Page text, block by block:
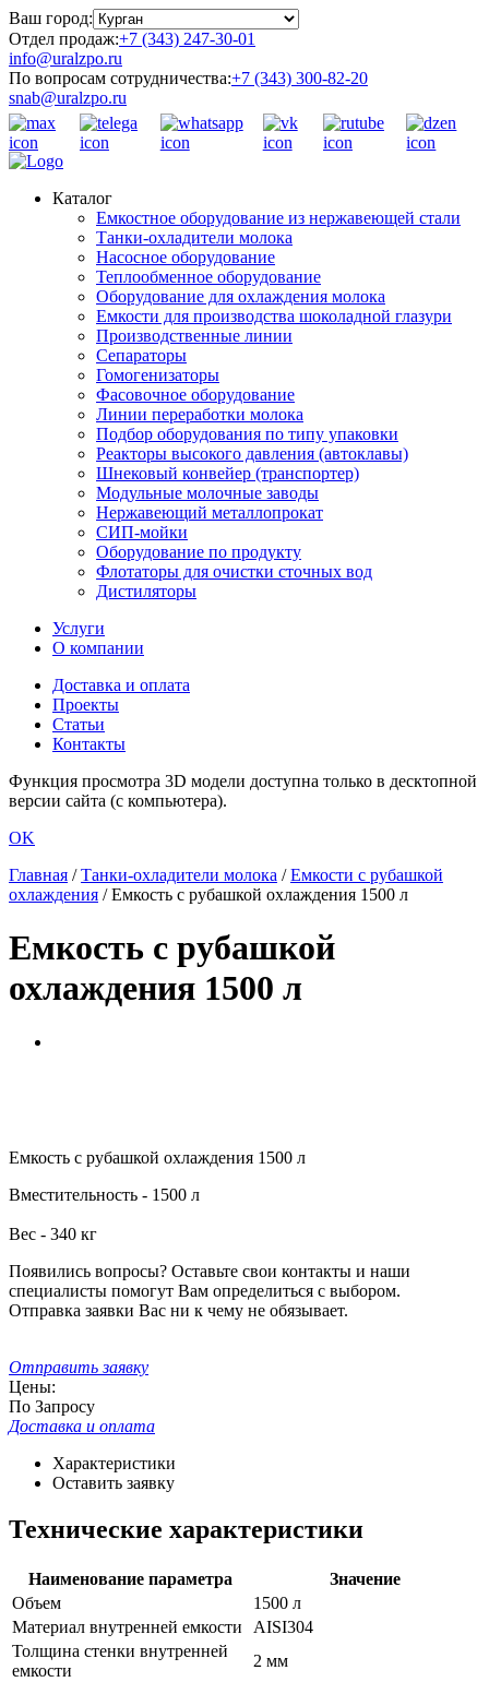
Ваш город:
Отдел продаж:+7 (343) 247-30-01
info@uralzpo.ru
По вопросам сотрудничества:+7 (343) 300-82-20
snab@uralzpo.ru
Каталог
Емкостное оборудование из нержавеющей стали
Танки-охладители молока
Насосное оборудование
Теплообменное оборудование
Оборудование для охлаждения молока
Емкости для производства шоколадной глазури
Производственные линии
Сепараторы
Гомогенизаторы
Фасовочное оборудование
Линии переработки молока
Подбор оборудования по типу упаковки
Реакторы высокого давления (автоклавы)
Шнековый конвейер (транспортер)
Модульные молочные заводы
Нержавеющий металлопрокат
СИП-мойки
Оборудование по продукту
Флотаторы для очистки сточных вод
Дистиляторы
Услуги
О компании
Доставка и оплата
Проекты
Статьи
Контакты
Функция просмотра 3D модели доступна только в десктопной
версии сайта (с компьютера).
OK
Главная /Танки-охладители молока /Емкости с рубашкой
охлаждения /Емкость с рубашкой охлаждения 1500 л
Емкость с рубашкой
охлаждения 1500 л
Емкость с рубашкой охлаждения 1500 л
Вместительность - 1500 л
Вес - 340 кг
Появились вопросы? Оставьте свои контакты и наши
специалисты помогут Вам определиться с выбором.
Отправка заявки Вас ни к чему не обязывает.
Отправить заявку
Цены:
По Запросу
Доставка и оплата
Характеристики
Оставить заявку
Технические характеристики
Наименование параметра
Значение
Объем
1500 л
Материал внутренней емкости
AISI304
Толщина стенки внутренней
емкости
2 мм